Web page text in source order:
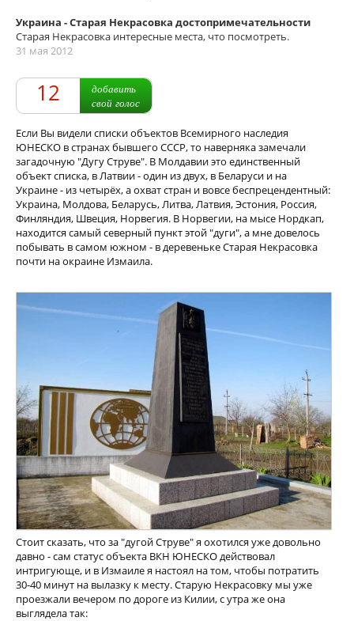
Украина - Старая Некрасовка достопримечательности
Старая Некрасовка интересные места, что посмотреть.
31 мая 2012
12
добавить
свой голос
Если Вы видели списки объектов Всемирного наследия
ЮНЕСКО в странах бывшего СССР, то наверняка замечали
загадочную "Дугу Струве". В Молдавии это единственный
объект списка, в Латвии - один из двух, в Беларуси и на
Украине - из четырёх, а охват стран и вовсе беспрецендентный:
Украина, Молдова, Беларусь, Литва, Латвия, Эстония, Россия,
Финляндия, Швеция, Норвегия. В Норвегии, на мысе Нордкап,
находится самый северный пункт этой "дуги", а мне довелось
побывать в самом южном - в деревеньке Старая Некрасовка
почти на окраине Измаила.
Стоит сказать, что за "дугой Струве" я охотился уже довольно
давно - сам статус объекта ВКН ЮНЕСКО действовал
интригующе, и в Измаиле я настоял на том, чтобы потратить
30-40 минут на вылазку к месту. Старую Некрасовку мы уже
проезжали вечером по дороге из Килии, с утра же она
выглядела так: